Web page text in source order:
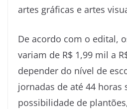
artes gráficas e artes
De acordo com o edital,
variam de R$ 1,99 mil a
depender do nível de
jornadas de até 44 horas
possibilidade de